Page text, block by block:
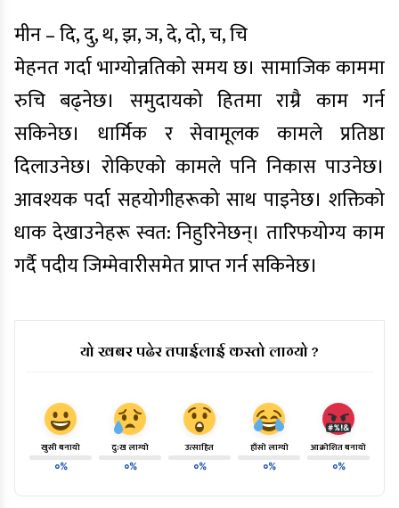
मीन – दि, दु, थ, झ, ञ, दे, दो, च, चि
मेहनत गर्दा भाग्योन्नतिको समय छ। सामाजिक काममा
रुचि बढ्नेछ। समुदायको हितमा राम्रै काम गर्न
सकिनेछ। धार्मिक र सेवामूलक कामले प्रतिष्ठा
दिलाउनेछ। रोकिएको कामले पनि निकास पाउनेछ।
आवश्यक पर्दा सहयोगीहरूको साथ पाइनेछ। शक्तिको
धाक देखाउनेहरू स्वत: निहुरिनेछन्। तारिफयोग्य काम
गर्दै पदीय जिम्मेवारीसमेत प्राप्त गर्न सकिनेछ।
यो खबर पढेर तपाईलाई कस्तो लाग्यो ?
खुसी बनायो
०%
दु:ख लाग्यो
०%
उत्साहित
०%
हाँसो लाग्यो
०%
आक्रोशित बनायो
०%